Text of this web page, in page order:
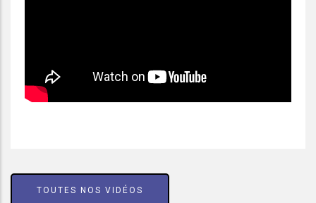
TOUTES NOS VIDÉOS